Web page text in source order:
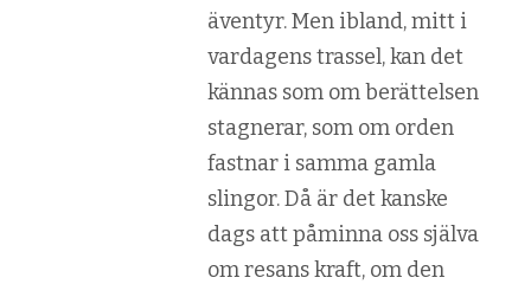
äventyr. Men ibland, mitt i
vardagens trassel, kan det
kännas som om berättelsen
stagnerar, som om orden
fastnar i samma gamla
slingor. Då är det kanske
dags att påminna oss själva
om resans kraft, om den